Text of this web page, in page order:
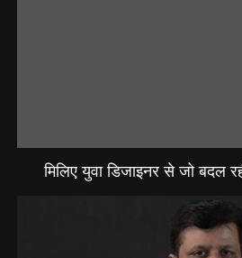
मिलिए युवा डिजाइनर से जो बदल